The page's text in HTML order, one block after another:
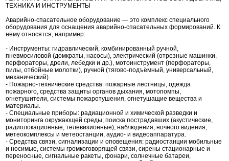
ТЕХНИКА И ИНСТРУМЕНТЫ
Аварийно-спасательное оборудование — это комплекс специального
оборудования для оснащения аварийно-спасательных формирований. К
нему относятся, например:
- Инструменты: гидравлический, комбинированный ручной,
пневмосиловой (домкраты, насосы), электрический (отрезные машинки,
перфораторы, дрели, лебедки и др.), мотоинструмент (перфораторы,
пилы, отбойные молотки), ручной (тягово-подъёмный, универсальный,
механический).
- Пожарно-технические средства: пожарные лестницы, одежда
пожарного, средства защиты органов дыхания, мотопомпы,
огнетушители, системы пожаротушения, огнетушащие вещества и
материалы.
- Специальные приборы: радиационной и химической разведки и
мониторинга окружающей среды, поиска пострадавших (акустические,
радиолокационные, телевизионные), наблюдения, ночного видения,
метеокомплексы и метеостанции, аудио- и видеоаппаратура.
- Средства связи, сигнализации и оповещения: радиостанции мобильные
и носимые, системы громкоговорящей связи, сирены стационарные и
переносные, сигнальные ракеты, фонари, солнечные батареи,